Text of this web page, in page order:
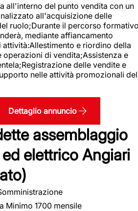
all'interno del punto vendita con un
all'acquisizione delle
ruolo;Durante il percorso
mediante affiancamento
e riordino della
operazioni di vendita;Assistenza e
delle vendite e
nelle attività promozionali del
Dettaglio annuncio
assemblaggio
elettrico Angiari
Minimo 1700 mensile